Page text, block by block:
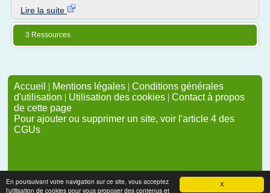
X
En poursuivant votre navigation sur ce site, vous acceptez
l'utilisation de cookies pour vous proposer des contenus et
Lire la suite
3 Ressources
Accueil | Mentions légales | Conditions générales
d'utilisation | Utilisation des cookies | Contact à propos
de cette page
Pour ajouter ou supprimer un site, voir l'article 4 des
CGUs